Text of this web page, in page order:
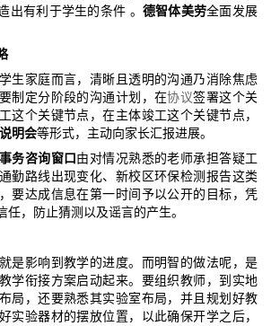
出有利于学生的条件 。 德智体美劳全面发展
生家庭而言，清晰且透明的沟通乃消除焦虑
制定分阶段的沟通计划，在协议签署这个关
这个关键节点，在主体竣工这个关键节点，
明会等形式，主动向家长汇报进展。
务咨询窗口由对情况熟悉的老师承担答疑工
勤路线出现变化、新校区环保检测报告这类
要达成信息在第一时间予以公开的目标，凭
任，防止猜测以及谣言的产生。
是影响到教学的进度。而明智的做法呢，是
学衔接方案启动起来。要组织教师，到实地
局，还要熟悉其实验室布局，并且规划好教
实验器材的摆放位置，以此确保开学之后，